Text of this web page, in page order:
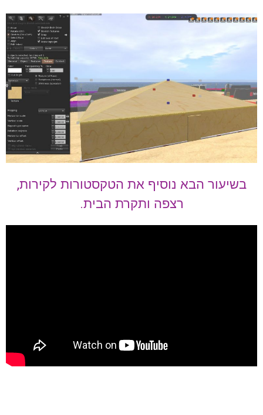
בשיעור הבא נוסיף את הטקסטורות לקירות,
רצפה ותקרת הבית.